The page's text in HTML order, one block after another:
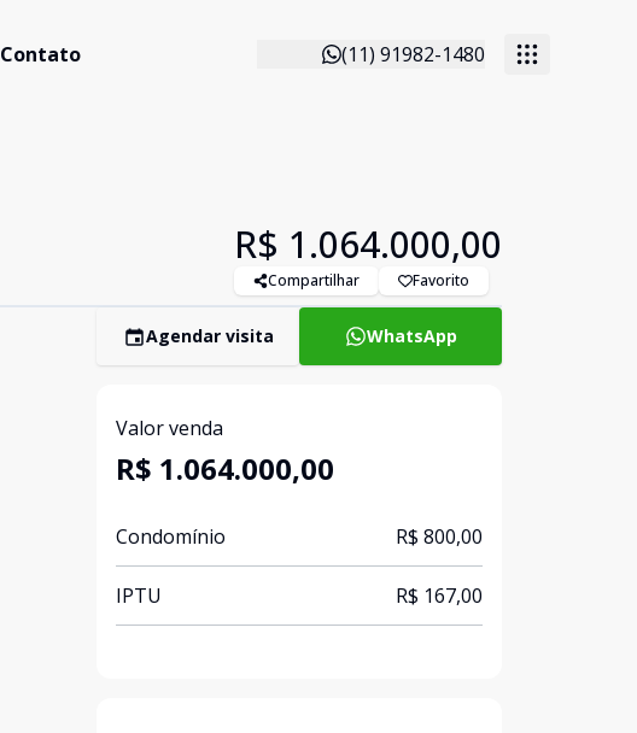
Contato (11) 91982-1480
R$ 1.064.000,00
Compartilhar Favorito
Agendar visita WhatsApp
Valor venda
R$ 1.064.000,00
Condomínio R$ 800,00
IPTU R$ 167,00